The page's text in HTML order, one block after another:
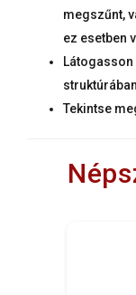
megszűnt,
ez esetben
Látogasson
Tekintse